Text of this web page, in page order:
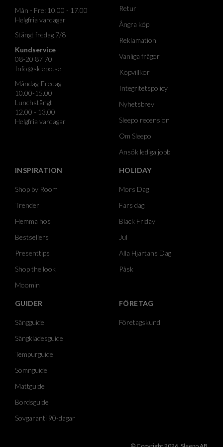
Mån - Fre: 10.00 - 17.00
Helgfria vardagar
Stängt fredag 7/8
Kundservice
08-20 87 70
Info@sleepo.se
Måndag-Fredag
10.00-15.00
Lunchstängt
12.00 - 13.00
Helgfria vardagar
Retur
Ångra köp
Reklamation
Vanliga frågor
Köpvillkor
Integritetspolicy
Nyhetsbrev
Sleepo recension
Om Sleepo
Ansök lediga jobb
INSPIRATION
Shop by Room
Trender
Hemma hos
Bestsellers
Presenttips
Shop the look
Moomin
HOLIDAY
Mors Dag
Fars dag
Black Friday
Jul
Alla Hjärtans Dag
Påsk
GUIDER
Sängguide
Sängklädesguide
Tempurguide
Sömnguide
Mattguide
Bordsguide
Sovgaranti 90-dagar
FÖRETAG
Företagskund